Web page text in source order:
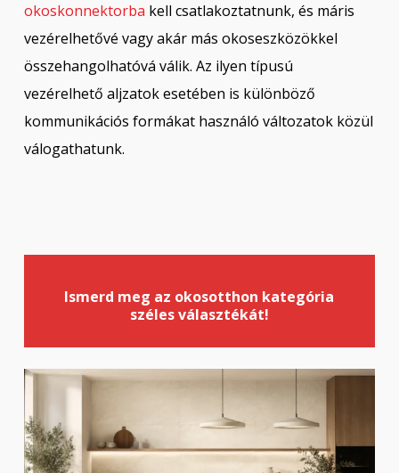
okoskonnektorba kell csatlakoztatnunk, és máris
vezérelhetővé vagy akár más okoseszközökkel
összehangolhatóvá válik. Az ilyen típusú
vezérelhető aljzatok esetében is különböző
kommunikációs formákat használó változatok közül
válogathatunk.
Ismerd meg az okosotthon kategória
széles választékát!